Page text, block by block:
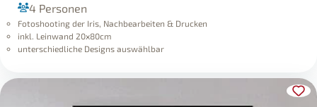
4 Personen
Fotoshooting der Iris, Nachbearbeiten & Drucken
inkl. Leinwand 20x80cm
unterschiedliche Designs auswählbar